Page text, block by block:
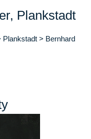
Plankstadt
Plankstadt > Bernhard